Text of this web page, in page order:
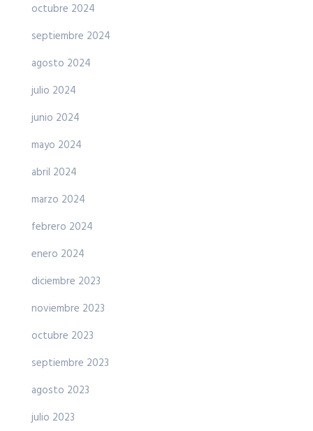
octubre 2024
septiembre 2024
agosto 2024
julio 2024
junio 2024
mayo 2024
abril 2024
marzo 2024
febrero 2024
enero 2024
diciembre 2023
noviembre 2023
octubre 2023
septiembre 2023
agosto 2023
julio 2023